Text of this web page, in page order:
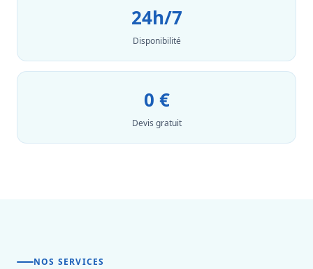
24h/7
Disponibilité
0 €
Devis gratuit
NOS SERVICES